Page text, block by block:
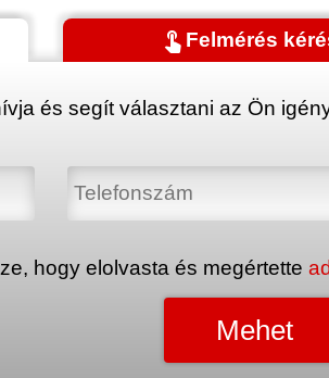
touch_app Felmérés
és segít választani az Ön
hogy elolvasta és megértette